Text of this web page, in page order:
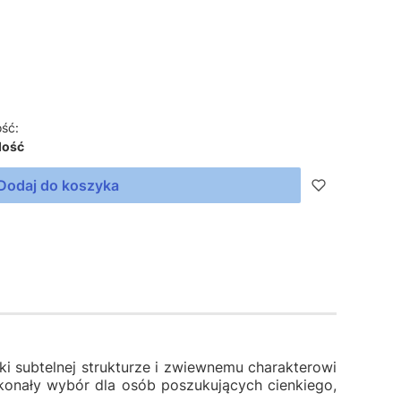
do koszyka
subtelnej strukturze i zwiewnemu charakterowi
wybór dla osób poszukujących cienkiego,